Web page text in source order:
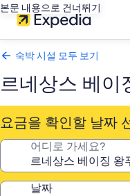
본문 내용으로 건너뛰기
숙박 시설 모두 보기
르네상스 베이
요금을 확인할 날짜
어디로 가세요?
날짜